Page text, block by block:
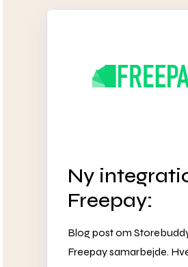
Ny
Freepay:
Blog post om
Freepay samarbejde.